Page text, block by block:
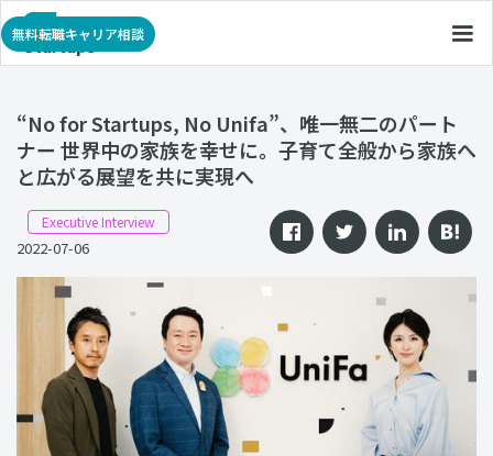
無料転職キャリア相談
“No for Startups, No Unifa”、唯一無二のパート
ナー 世界中の家族を幸せに。子育て全般から家族へ
と広がる展望を共に実現へ
Executive Interview
2022-07-06